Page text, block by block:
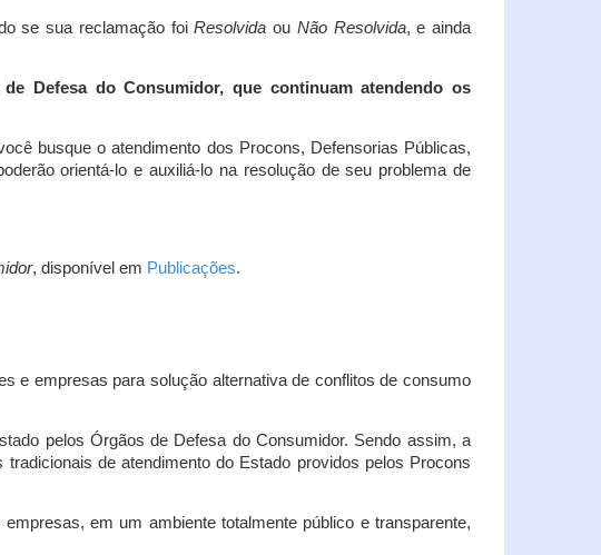
se sua reclamação foiResolvida ou Não Resolvida, e ainda
Defesa do Consumidor, que continuam atendendo os
busque o atendimento dos Procons, Defensorias Públicas,
orientá-lo e auxiliá-lo na resolução de seu problema de
, disponível em Publicações.
e empresas para solução alternativa de conflitos de consumo
pelos Órgãos de Defesa do Consumidor. Sendo assim, a
de atendimento do Estado providos pelos Procons
em um ambiente totalmente público e transparente,